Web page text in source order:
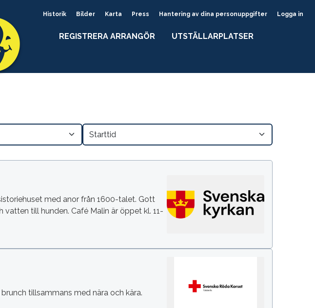
Historik Bilder Karta Press Hantering av dina personuppgifter Logga in
REGISTRERA ARRANGÖR UTSTÄLLARPLATSER
med anor från 1600-talet. Gott
till hunden. Café Malin är öppet kl. 11-
tillsammans med nära och kära.